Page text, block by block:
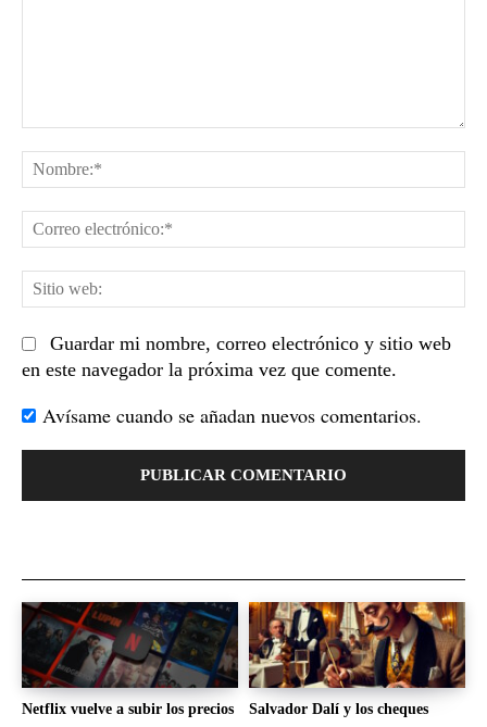
Guardar mi nombre, correo electrónico y sitio web
en este navegador la próxima vez que comente.
Avísame cuando se añadan nuevos comentarios.
Netflix vuelve a subir los precios Salvador Dalí y los cheques